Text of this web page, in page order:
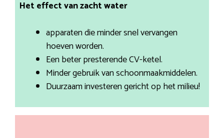
Het effect van zacht water
apparaten die minder snel vervangen
hoeven worden.
Een beter presterende CV-ketel.
Minder gebruik van schoonmaakmiddelen.
Duurzaam investeren gericht op het milieu!